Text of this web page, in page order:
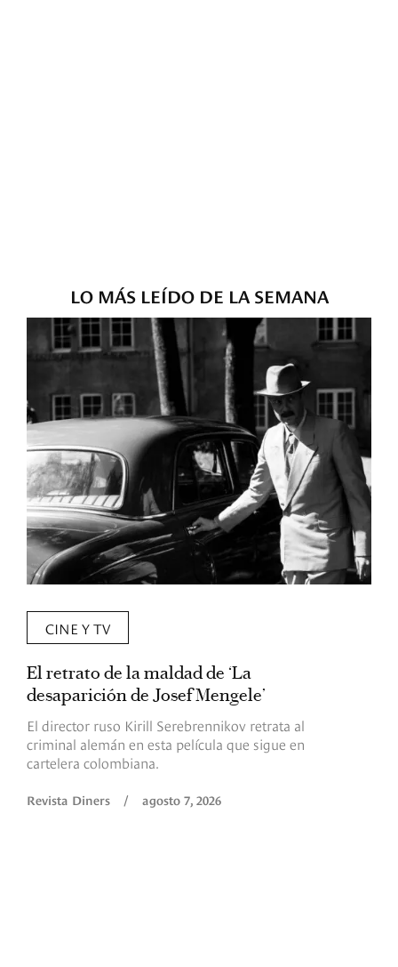
LO MÁS LEÍDO DE LA SEMANA
CINE Y TV
El retrato de la maldad de ‘La
desaparición de Josef Mengele’
El director ruso Kirill Serebrennikov retrata al
criminal alemán en esta película que sigue en
cartelera colombiana.
Revista Diners / agosto 7, 2026